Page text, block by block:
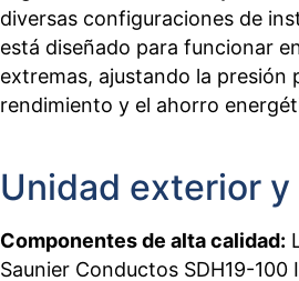
diversas configuraciones de
está diseñado para funcionar
extremas, ajustando la presión
rendimiento y el ahorro
Unidad exterior
Componentes de alta calidad:
Saunier Conductos SDH19-100